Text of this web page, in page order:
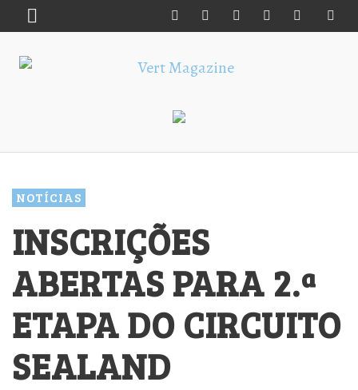
NOTÍCIAS
INSCRIÇÕES
ABERTAS PARA 2.ª
ETAPA DO CIRCUITO
SEALAND